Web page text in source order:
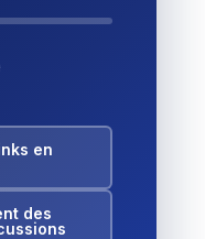
en
des